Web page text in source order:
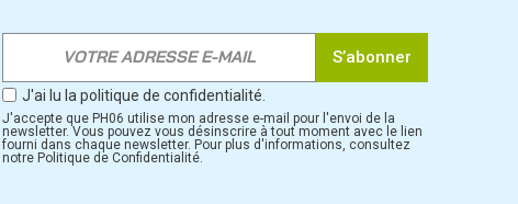
S’abonner
J'ai lu la politique de confidentialité.
J'accepte que PH06 utilise mon adresse e-mail pour l'envoi de la
newsletter. Vous pouvez vous désinscrire à tout moment avec le lien
fourni dans chaque newsletter. Pour plus d'informations, consultez
notre Politique de Confidentialité.